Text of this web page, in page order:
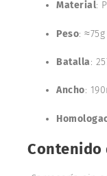
Material:
Peso:
Batalla:
Ancho:
Contenido